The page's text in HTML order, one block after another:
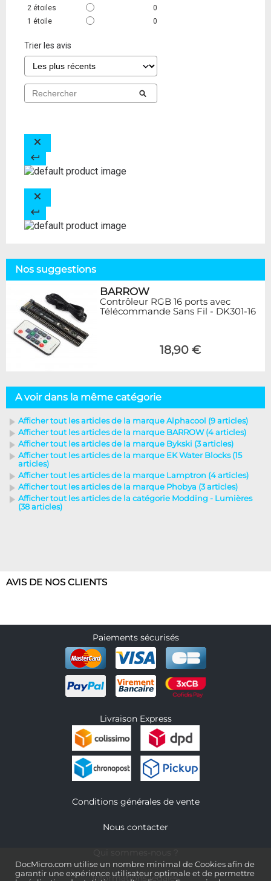
DocMicro.com utilise un nombre minimal de Cookies afin de
garantir une expérience utilisateur optimale et de permettre
2 étoiles
0
1 étoile 0
Trier les avis
Nos suggestions
BARROW
Contrôleur RGB 16 ports avec
Télécommande Sans Fil - DK301-16
18,90 €
A voir dans la même catégorie
Afficher tout les articles de la marque Alphacool (9 articles)
Afficher tout les articles de la marque BARROW (4 articles)
Afficher tout les articles de la marque Bykski (3 articles)
Afficher tout les articles de la marque EK Water Blocks (15
articles)
Afficher tout les articles de la marque Lamptron (4 articles)
Afficher tout les articles de la marque Phobya (3 articles)
Afficher tout les articles de la catégorie Modding - Lumières
(38 articles)
AVIS DE NOS CLIENTS
Paiements sécurisés
Livraison Express
Conditions générales de vente
Nous contacter
Informations légales